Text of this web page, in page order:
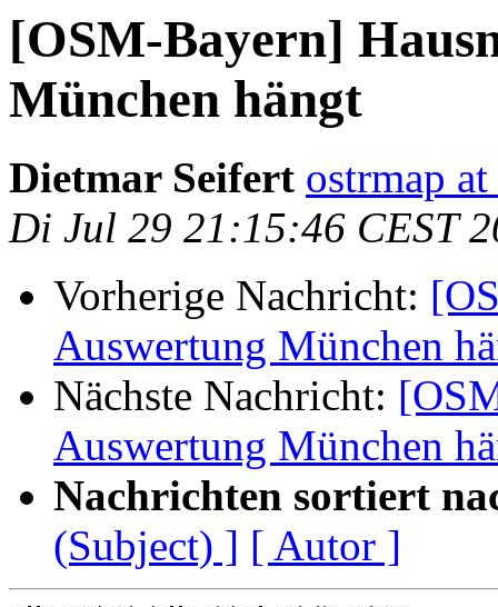
[OSM-Bayern]
München hängt
Dietmar Seifert ostrmap
Di Jul 29 21:15:46 CEST
Vorherige Nachricht:
Auswertung München
Nächste Nachricht:
Auswertung München
Nachrichten sortiert
(Subject) ] [ Autor ]